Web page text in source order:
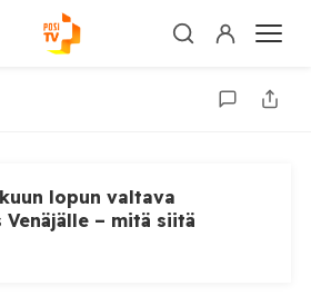
lopun valtava
– mitä siitä